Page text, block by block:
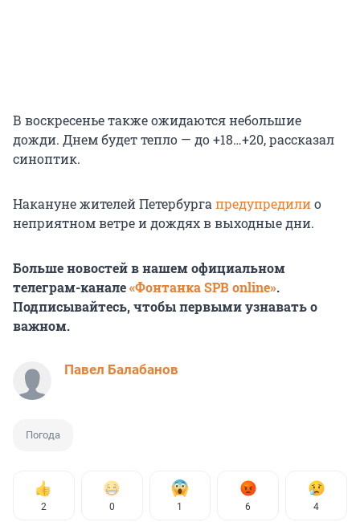
В воскресенье также ожидаются небольшие
дожди. Днем будет тепло — до +18…+20, рассказал
синоптик.
Накануне жителей Петербурга предупредилио
неприятном ветре и дождях в выходные дни.
Больше новостей в нашем официальном
телеграм-канале«Фонтанка SPB online».
Подписывайтесь, чтобы первыми узнавать о
важном.
Павел Балабанов
Погода
2 0 1 6 4